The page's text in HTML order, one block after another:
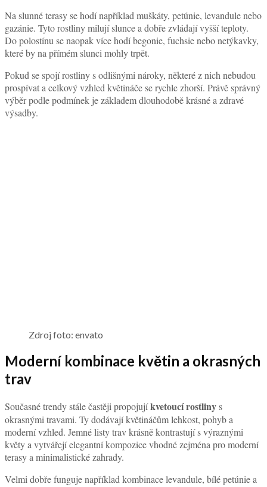
Na slunné terasy se hodí například muškáty, petúnie, levandule nebo
gazánie. Tyto rostliny milují slunce a dobře zvládají vyšší teploty.
Do polostínu se naopak více hodí begonie, fuchsie nebo netýkavky,
které by na přímém slunci mohly trpět.
Pokud se spojí rostliny s odlišnými nároky, některé z nich nebudou
prospívat a celkový vzhled květináče se rychle zhorší. Právě správný
výběr podle podmínek je základem dlouhodobě krásné a zdravé
výsadby.
Zdroj foto: envato
Moderní kombinace květin a okrasných
trav
Současné trendy stále častěji propojujíkvetoucí rostlinys
okrasnými travami. Ty dodávají květináčům lehkost, pohyb a
moderní vzhled. Jemné listy trav krásně kontrastují s výraznými
květy a vytvářejí elegantní kompozice vhodné zejména pro moderní
terasy a minimalistické zahrady.
Velmi dobře funguje například kombinace levandule, bílé petúnie a